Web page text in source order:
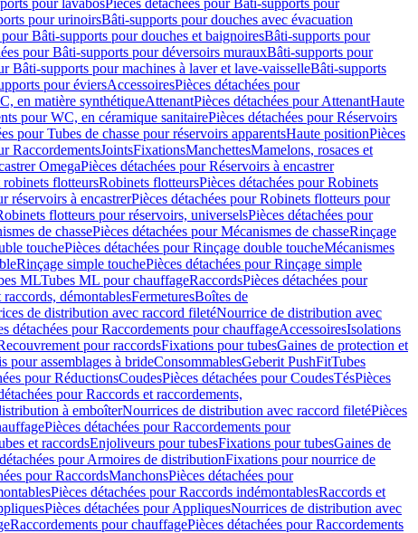
pour lavabosPièces détachées pour Bâti-supports pour
pour urinoirsBâti-supports pour douches avec évacuation
pour Bâti-supports pour douches et baignoiresBâti-supports pour
pour Bâti-supports pour déversoirs murauxBâti-supports pour
Bâti-supports pour machines à laver et lave-vaisselleBâti-supports
pour éviersAccessoiresPièces détachées pour
en matière synthétiqueAttenantPièces détachées pour AttenantHaute
pour WC, en céramique sanitairePièces détachées pour Réservoirs
pour Tubes de chasse pour réservoirs apparentsHaute positionPièces
RaccordementsJointsFixationsManchettesMamelons, rosaces et
OmegaPièces détachées pour Réservoirs à encastrer
robinets flotteursRobinets flotteursPièces détachées pour Robinets
réservoirs à encastrerPièces détachées pour Robinets flotteurs pour
flotteurs pour réservoirs, universelsPièces détachées pour
de chassePièces détachées pour Mécanismes de chasseRinçage
touchePièces détachées pour Rinçage double toucheMécanismes
Rinçage simple touchePièces détachées pour Rinçage simple
MLTubes ML pour chauffageRaccordsPièces détachées pour
démontablesFermeturesBoîtes de
de distribution avec raccord filetéNourrice de distribution avec
détachées pour Raccordements pour chauffageAccessoiresIsolations
pour raccordsFixations pour tubesGaines de protection et
pour assemblages à brideConsommablesGeberit PushFitTubes
pour RéductionsCoudesPièces détachées pour CoudesTésPièces
pour Raccords et raccordements,
à emboîterNourrices de distribution avec raccord filetéPièces
Pièces détachées pour Raccordements pour
et raccordsEnjoliveurs pour tubesFixations pour tubesGaines de
pour Armoires de distributionFixations pour nourrice de
pour RaccordsManchonsPièces détachées pour
Pièces détachées pour Raccords indémontablesRaccords et
Pièces détachées pour AppliquesNourrices de distribution avec
Raccordements pour chauffagePièces détachées pour Raccordements